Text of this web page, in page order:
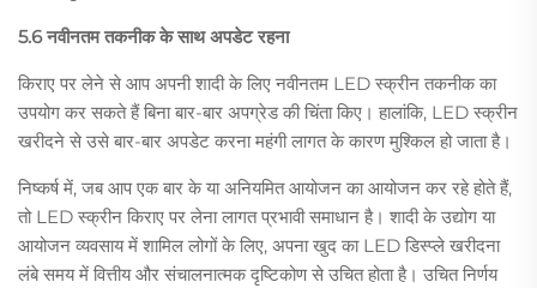
5.6 नवीनतम तकनीक के साथ अपडेट रहना
किराए पर लेने से आप अपनी शादी के लिए नवीनतम LED स्क्रीन तकनीक का
उपयोग कर सकते हैं बिना बार-बार अपग्रेड की चिंता किए। हालांकि, LED स्क्रीन
खरीदने से उसे बार-बार अपडेट करना महंगी लागत के कारण मुश्किल हो जाता है।
निष्कर्ष में, जब आप एक बार के या अनियमित आयोजन का आयोजन कर रहे होते हैं,
तो LED स्क्रीन किराए पर लेना लागत प्रभावी समाधान है। शादी के उद्योग या
आयोजन व्यवसाय में शामिल लोगों के लिए, अपना खुद का LED डिस्प्ले खरीदना
लंबे समय में वित्तीय और संचालनात्मक दृष्टिकोण से उचित होता है। उचित निर्णय